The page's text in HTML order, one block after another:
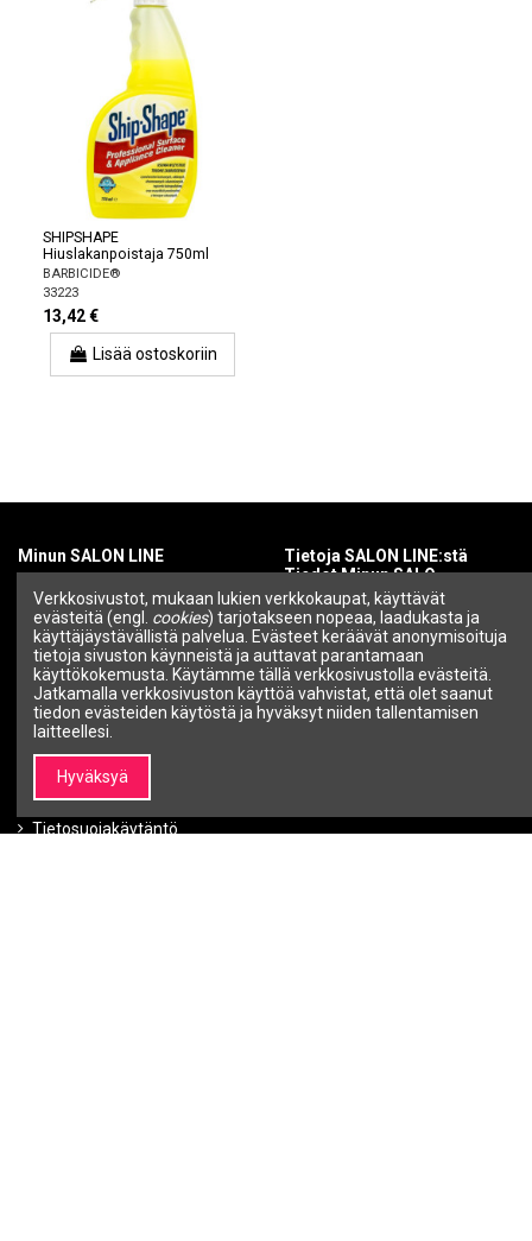
SHIPSHAPE
Hiuslakanpoistaja 750ml
BARBICIDE®
33223
13,42 €
Lisää ostoskoriin
Minun SALON LINE
Tilini
Tilaushistoria
Tietoja SALON LINE:stä
Tiedot Minun SALO
Tietoa SALON LINEsta
Brändit |
Ammattikosmetiikka ja
kauneusbrändit – SALON
LINE
Ota yhteyttä
Tiedot
Ehdot ja edellytykset
Tietosuojakäytäntö
Verkkosivustot, mukaan lukien verkkokaupat, käyttävät
evästeitä (engl. cookies) tarjotakseen nopeaa, laadukasta ja
käyttäjäystävällistä palvelua. Evästeet keräävät anonymisoituja
tietoja sivuston käynneistä ja auttavat parantamaan
käyttökokemusta. Käytämme tällä verkkosivustolla evästeitä.
Jatkamalla verkkosivuston käyttöä vahvistat, että olet saanut
tiedon evästeiden käytöstä ja hyväksyt niiden tallentamisen
laitteellesi.
Hyväksyä